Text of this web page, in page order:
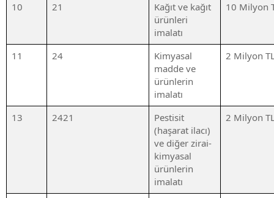
10 21
Kağıt ve kağıt
ürünleri
imalatı
10 Milyon
11 24
Kimyasal
madde ve
ürünlerin
imalatı
2 Milyon
13 2421
Pestisit
(haşarat ilacı)
ve diğer zirai-
kimyasal
ürünlerin
imalatı
2 Milyon